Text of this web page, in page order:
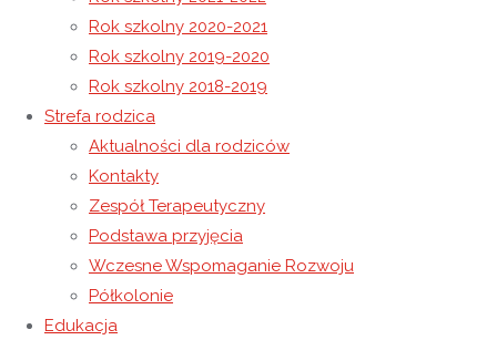
Rok szkolny 2020-2021
Rok szkolny 2019-2020
Rok szkolny 2018-2019
Strefa rodzica
Aktualności dla rodziców
Kontakty
Zespół Terapeutyczny
Podstawa przyjęcia
Wczesne Wspomaganie Rozwoju
Półkolonie
Edukacja
Grudniowa Msza Święta
Boże Narodzenie 2014
17 grudnia 201424 sierpnia 2021 Rok szkolny 2014-2015
Za nami trzy miesiące chodzenia do szkoły. Dla osób
związanych z projektem „Szansa lepszego rozwoju”,
współfinansowanego ze środków Unii Europejskiej w
ramach Europejskiego Funduszu Społecznego, był to